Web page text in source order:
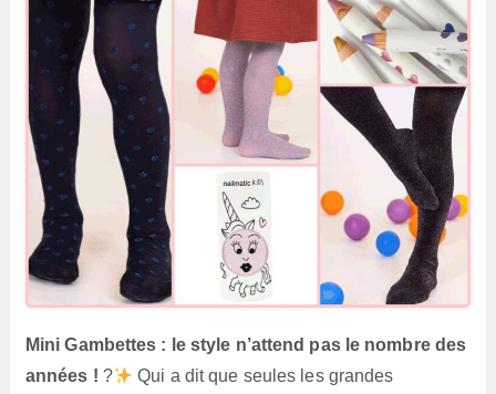
Mini Gambettes : le style n’attend pas le nombre des
années ! ?
Qui a dit que seules les grandes